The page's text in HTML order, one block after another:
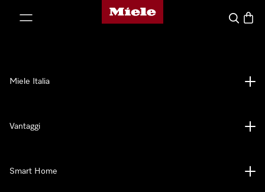
Homepage di Miele
Cerca
Miele Italia
Vantaggi
Smart Home